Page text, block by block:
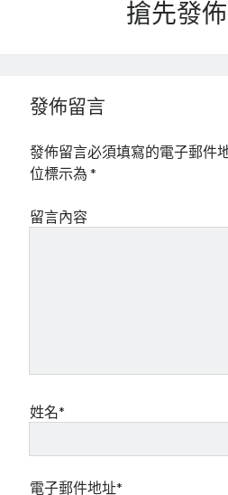
搶先發
發佈留言
發佈留言必須填寫的電子郵件
位標示為*
留言內容
姓名*
電子郵件地址*